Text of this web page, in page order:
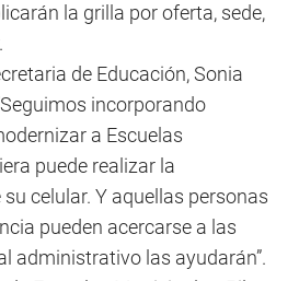
la grilla por oferta, sede,
de Educación, Sonia
incorporando
a Escuelas
puede realizar la
celular. Y aquellas personas
pueden acercarse a las
administrativo las ayudarán”.